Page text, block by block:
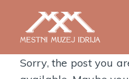
Nothing Found
Sorry, the post you